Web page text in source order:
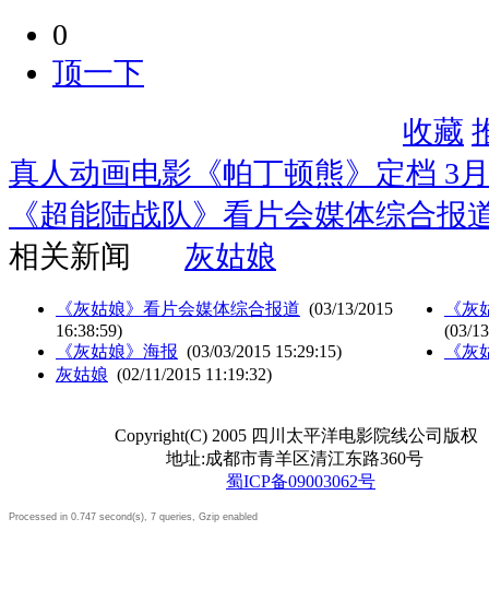
0
顶一下
收藏
真人动画电影《帕丁顿熊》定档 3
《超能陆战队》看片会媒体综合报
相关新闻
灰姑娘
《灰姑娘》看片会媒体综合报道 (03/13/2015
16:38:59)
《灰姑娘》海报 (03/03/2015 15:29:15)
灰姑娘 (02/11/2015 11:19:32)
《
(03/
《
Copyright(C) 2005 四川太平洋电影院线公司版权
地址:成都市青羊区清江东路360号
蜀ICP备09003062号
Processed in 0.747 second(s), 7 queries, Gzip enabled